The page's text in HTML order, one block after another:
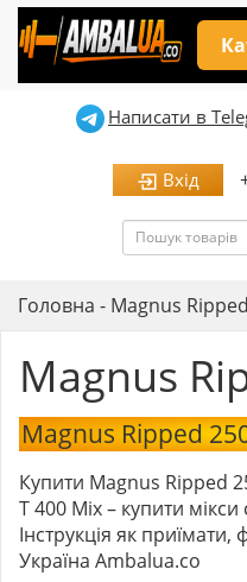
Написати в
Вхід
Головна - Magnus
Magnus
Magnus Ripped
Купити Magnus Ripped
T 400 Mix – купити мікси
Інструкція як приїмати,
Україна Ambalua.co